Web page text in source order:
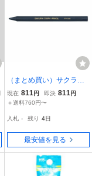
（まとめ買い）サクラク
レパス クーピーペンシル
単色 くらいはいいろ JFY
ト〕
現在 811円 即決 811円
＋送料760円〜
入札 - 残り 4日
最安値を見る